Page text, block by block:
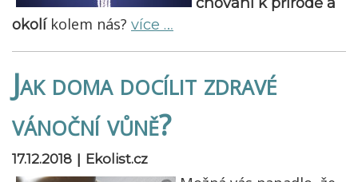
okolíkolem nás? více …
Jak doma docílit zdravé
vánoční vůně?
17.12.2018 | Ekolist.cz